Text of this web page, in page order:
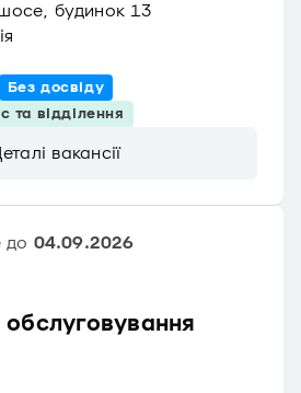
будинок 13
Без досвіду
та відділення
вакансії
обслуговування
до 04.09.2026